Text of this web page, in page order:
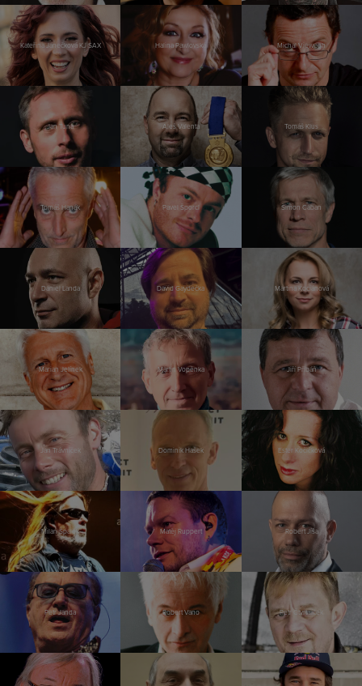
Kateřina Janečková KJ SAX Halina Pawlovská Michal Viewegh
Jan Tuna Aleš Valenta Tomáš Klus
Tomáš Hanák Pavel Šporcl Šimon Caban
Daniel Landa David Gaydečka Martina Kociánová
Marian Jelínek Martin Vopěnka Jiří Přibáň
Jan Trávníček Dominik Hašek Ester Kočičková
Milan Špalek Matěj Ruppert Robert Jíša
Petr Janda Robert Vano Petr Čtvrtníček